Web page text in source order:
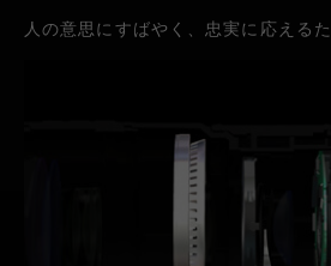
人の意思にすばやく、忠実に応える